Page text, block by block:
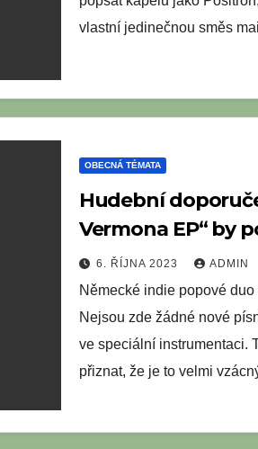
vlastní jedinečnou směs
OBECNÁ TÉMATA
Hudební
Vermona EP“ by
6. ŘÍJNA 2023 ADMIN
Německé indie popové
Nejsou zde žádné nové
ve speciální instrumentaci.
přiznat, že je to velmi